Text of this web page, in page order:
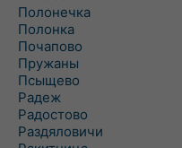
Полонечка
Полонка
Почапово
Пружаны
Псыщево
Радеж
Радостово
Раздяловичи